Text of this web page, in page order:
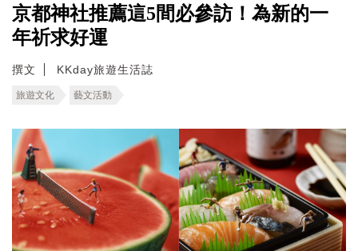
京都神社推薦這5間必參訪！為新的一
年祈求好運
撰文 KKday旅遊生活誌
旅遊文化 藝文活動